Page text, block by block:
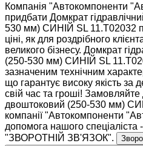
Компанія "Автокомпоненти
придбати Домкрат
530 мм) СИНІЙ SL 11.T02032
ціні, як для роздрібного
великого бізнесу. Домкрат
(250-530 мм) СИНІЙ SL
зазначеним технічним
що гарантує високу якість за
свій час та гроші!
двоштоковий (250-530 мм)
компанії "Автокомпоненти
допомога нашого спеціаліста
"ЗВОРОТНІЙ ЗВ'ЯЗОК".